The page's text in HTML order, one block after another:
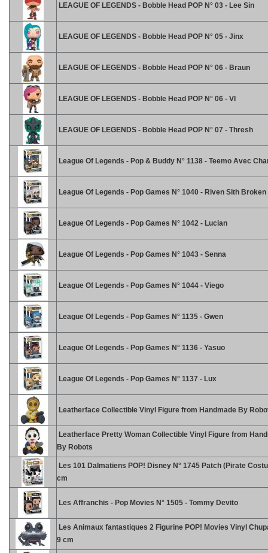
LEAGUE OF LEGENDS - Bobble Head POP N° 03 - Lee Sin
LEAGUE OF LEGENDS - Bobble Head POP N° 05 - Jinx
LEAGUE OF LEGENDS - Bobble Head POP N° 06 - Braun
LEAGUE OF LEGENDS - Bobble Head POP N° 06 - VI
LEAGUE OF LEGENDS - Bobble Head POP N° 07 - Thresh
League Of Legends - Pop & Buddy N° 1138 - Teemo Avec
League Of Legends - Pop Games N° 1040 - Riven Sith
League Of Legends - Pop Games N° 1042 - Lucian
League Of Legends - Pop Games N° 1043 - Senna
League Of Legends - Pop Games N° 1044 - Viego
League Of Legends - Pop Games N° 1135 - Gwen
League Of Legends - Pop Games N° 1136 - Yasuo
League Of Legends - Pop Games N° 1137 - Lux
Leatherface Collectible Vinyl Figure from Handmade By
Leatherface Pretty Woman Collectible Vinyl Figure from
By Robots
Les 101 Dalmatiens POP! Disney N° 1745 Patch (Pirate
cm
Les Affranchis - Pop Movies N° 1505 - Tommy Devito
Les Animaux fantastiques 2 Figurine POP! Movies Vinyl
9 cm